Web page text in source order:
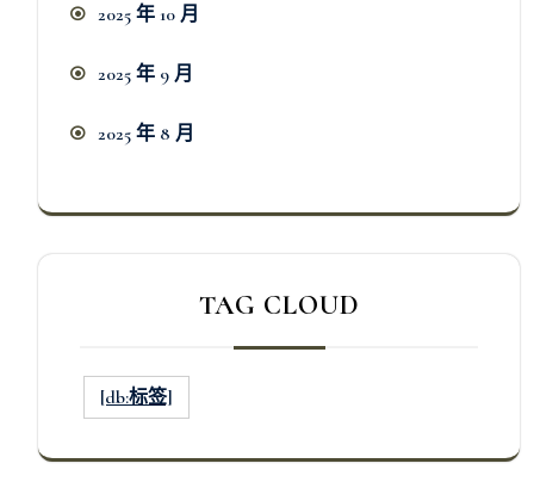
2025 年 10 月
2025 年 9 月
2025 年 8 月
TAG CLOUD
[db:标签]